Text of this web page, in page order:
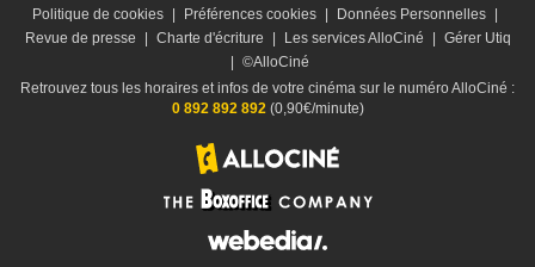
Politique de cookies
Préférences cookies Données Personnelles
Revue de presse
Charte d'écriture Les services AlloCiné
Gérer Utiq
©AlloCiné
Retrouvez tous les horaires et infos de votre cinéma sur le numéro AlloCiné :
0 892 892 892(0,90€/minute)